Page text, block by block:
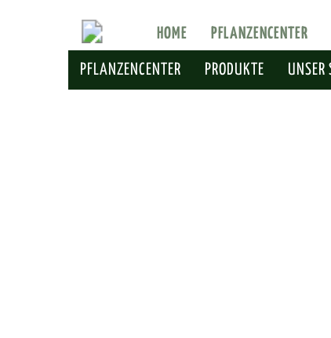
HOME PFLANZENCENTER
PFLANZENCENTER PRODUKTE UNSER